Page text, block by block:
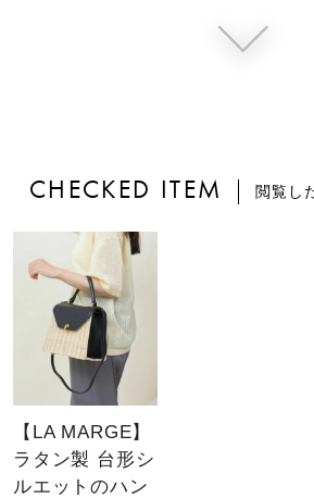
CHECKED ITEM 閲覧し
【LA MARGE】
ラタン製 台形シ
ルエットのハン